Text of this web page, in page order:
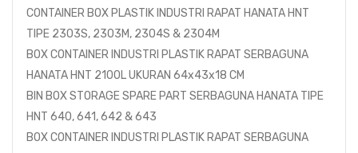
CONTAINER BOX PLASTIK INDUSTRI RAPAT HANATA HNT
TIPE 2303S, 2303M, 2304S & 2304M
BOX CONTAINER INDUSTRI PLASTIK RAPAT SERBAGUNA
HANATA HNT 2100L UKURAN 64x43x18 CM
BIN BOX STORAGE SPARE PART SERBAGUNA HANATA TIPE
HNT 640, 641, 642 & 643
BOX CONTAINER INDUSTRI PLASTIK RAPAT SERBAGUNA